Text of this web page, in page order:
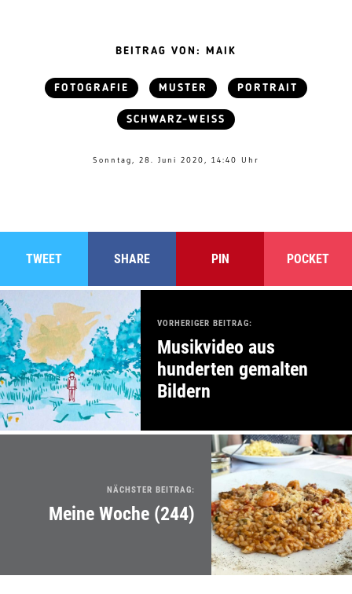
BEITRAG VON: MAIK
FOTOGRAFIE MUSTER PORTRAIT
SCHWARZ-WEISS
Sonntag, 28. Juni 2020, 14:40 Uhr
TWEET SHARE PIN POCKET
VORHERIGER BEITRAG:
Musikvideo aus
hunderten gemalten
Bildern
NÄCHSTER BEITRAG:
Meine Woche (244)